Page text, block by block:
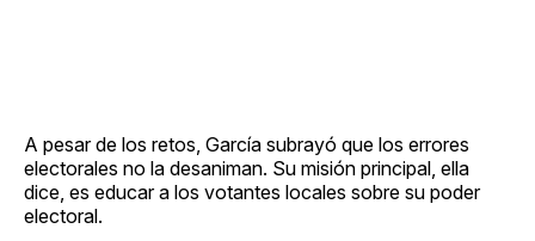
A pesar de los retos, García subrayó que los errores
electorales no la desaniman. Su misión principal, ella
dice, es educar a los votantes locales sobre su poder
electoral.